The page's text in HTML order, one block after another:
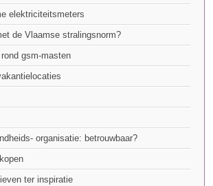
elektriciteitsmeters
de Vlaamse stralingsnorm?
gsm-masten
organisatie: betrouwbaar?
ter inspiratie